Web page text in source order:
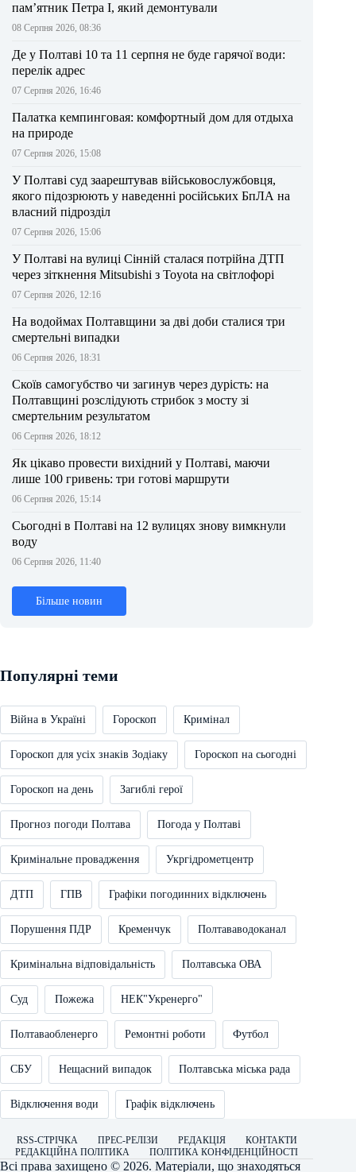
пам’ятник Петра І, який демонтували
08 Серпня 2026, 08:36
Де у Полтаві 10 та 11 серпня не буде гарячої води:
перелік адрес
07 Серпня 2026, 16:46
Палатка кемпинговая: комфортный дом для отдыха
на природе
07 Серпня 2026, 15:08
У Полтаві суд заарештував військовослужбовця,
якого підозрюють у наведенні російських БпЛА на
власний підрозділ
07 Серпня 2026, 15:06
У Полтаві на вулиці Сінній сталася потрійна ДТП
через зіткнення Mitsubishi з Toyota на світлофорі
07 Серпня 2026, 12:16
На водоймах Полтавщини за дві доби сталися три
смертельні випадки
06 Серпня 2026, 18:31
Скоїв самогубство чи загинув через дурість: на
Полтавщині розслідують стрибок з мосту зі
смертельним результатом
06 Серпня 2026, 18:12
Як цікаво провести вихідний у Полтаві, маючи
лише 100 гривень: три готові маршрути
06 Серпня 2026, 15:14
Сьогодні в Полтаві на 12 вулицях знову вимкнули
воду
06 Серпня 2026, 11:40
Більше новин
Популярні теми
Війна в Україні Гороскоп Кримінал
Гороскоп для усіх знаків Зодіаку Гороскоп на сьогодні
Гороскоп на день Загиблі герої
Прогноз погоди Полтава Погода у Полтаві
Кримінальне провадження Укргідрометцентр
ДТП ГПВ Графіки погодинних відключень
Порушення ПДР Кременчук Полтававодоканал
Кримінальна відповідальність Полтавська ОВА
Суд Пожежа НЕК"Укренерго"
Полтаваобленерго Ремонтні роботи Футбол
СБУ Нещасний випадок Полтавська міська рада
Відключення води Графік відключень
RSS-СТРІЧКА ПРЕС-РЕЛІЗИ РЕДАКЦІЯ
КОНТАКТИ
РЕДАКЦІЙНА ПОЛІТИКА
ПОЛІТИКА КОНФІДЕНЦІЙНОСТІ
Всі права захищено © 2026. Матеріали, що знаходяться